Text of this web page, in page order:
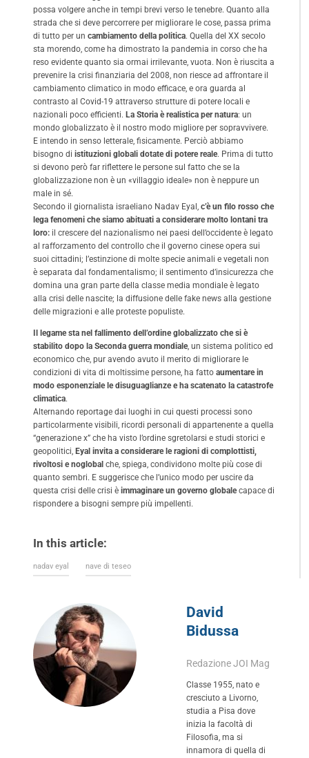
possa volgere anche in tempi brevi verso le tenebre. Quanto alla
strada che si deve percorrere per migliorare le cose, passa prima
di tutto per un cambiamento della politica. Quella del XX secolo
sta morendo, come ha dimostrato la pandemia in corso che ha
reso evidente quanto sia ormai irrilevante, vuota. Non è riuscita a
prevenire la crisi finanziaria del 2008, non riesce ad affrontare il
cambiamento climatico in modo efficace, e ora guarda al
contrasto al Covid-19 attraverso strutture di potere locali e
nazionali poco efficienti. La Storia è realistica per natura: un
mondo globalizzato è il nostro modo migliore per sopravvivere.
E intendo in senso letterale, fisicamente. Perciò abbiamo
bisogno di istituzioni globali dotate di potere reale. Prima di tutto
si devono però far riflettere le persone sul fatto che se la
globalizzazione non è un «villaggio ideale» non è neppure un
male in sé.
Secondo il giornalista israeliano Nadav Eyal, c’è un filo rosso che
lega fenomeni che siamo abituati a considerare molto lontani tra
loro: il crescere del nazionalismo nei paesi dell’occidente è legato
al rafforzamento del controllo che il governo cinese opera sui
suoi cittadini; l’estinzione di molte specie animali e vegetali non
è separata dal fondamentalismo; il sentimento d’insicurezza che
domina una gran parte della classe media mondiale è legato
alla crisi delle nascite; la diffusione delle fake news alla gestione
delle migrazioni e alle proteste populiste.
Il legame sta nel fallimento dell’ordine globalizzato che si è
stabilito dopo la Seconda guerra mondiale, un sistema politico ed
economico che, pur avendo avuto il merito di migliorare le
condizioni di vita di moltissime persone, ha fatto aumentare in
modo esponenziale le disuguaglianze e ha scatenato la catastrofe
climatica.
Alternando reportage dai luoghi in cui questi processi sono
particolarmente visibili, ricordi personali di appartenente a quella
“generazione x” che ha visto l’ordine sgretolarsi e studi storici e
geopolitici, Eyal invita a considerare le ragioni di complottisti,
rivoltosi e noglobal che, spiega, condividono molte più cose di
quanto sembri. E suggerisce che l’unico modo per uscire da
questa crisi delle crisi è immaginare un governo globalecapace di
rispondere a bisogni sempre più impellenti.
In this article:
nadav eyal nave di teseo
David
Bidussa
Redazione JOI Mag
Classe 1955, nato e
cresciuto a Livorno,
studia a Pisa dove
inizia la facoltà di
Filosofia, ma si
innamora di quella di